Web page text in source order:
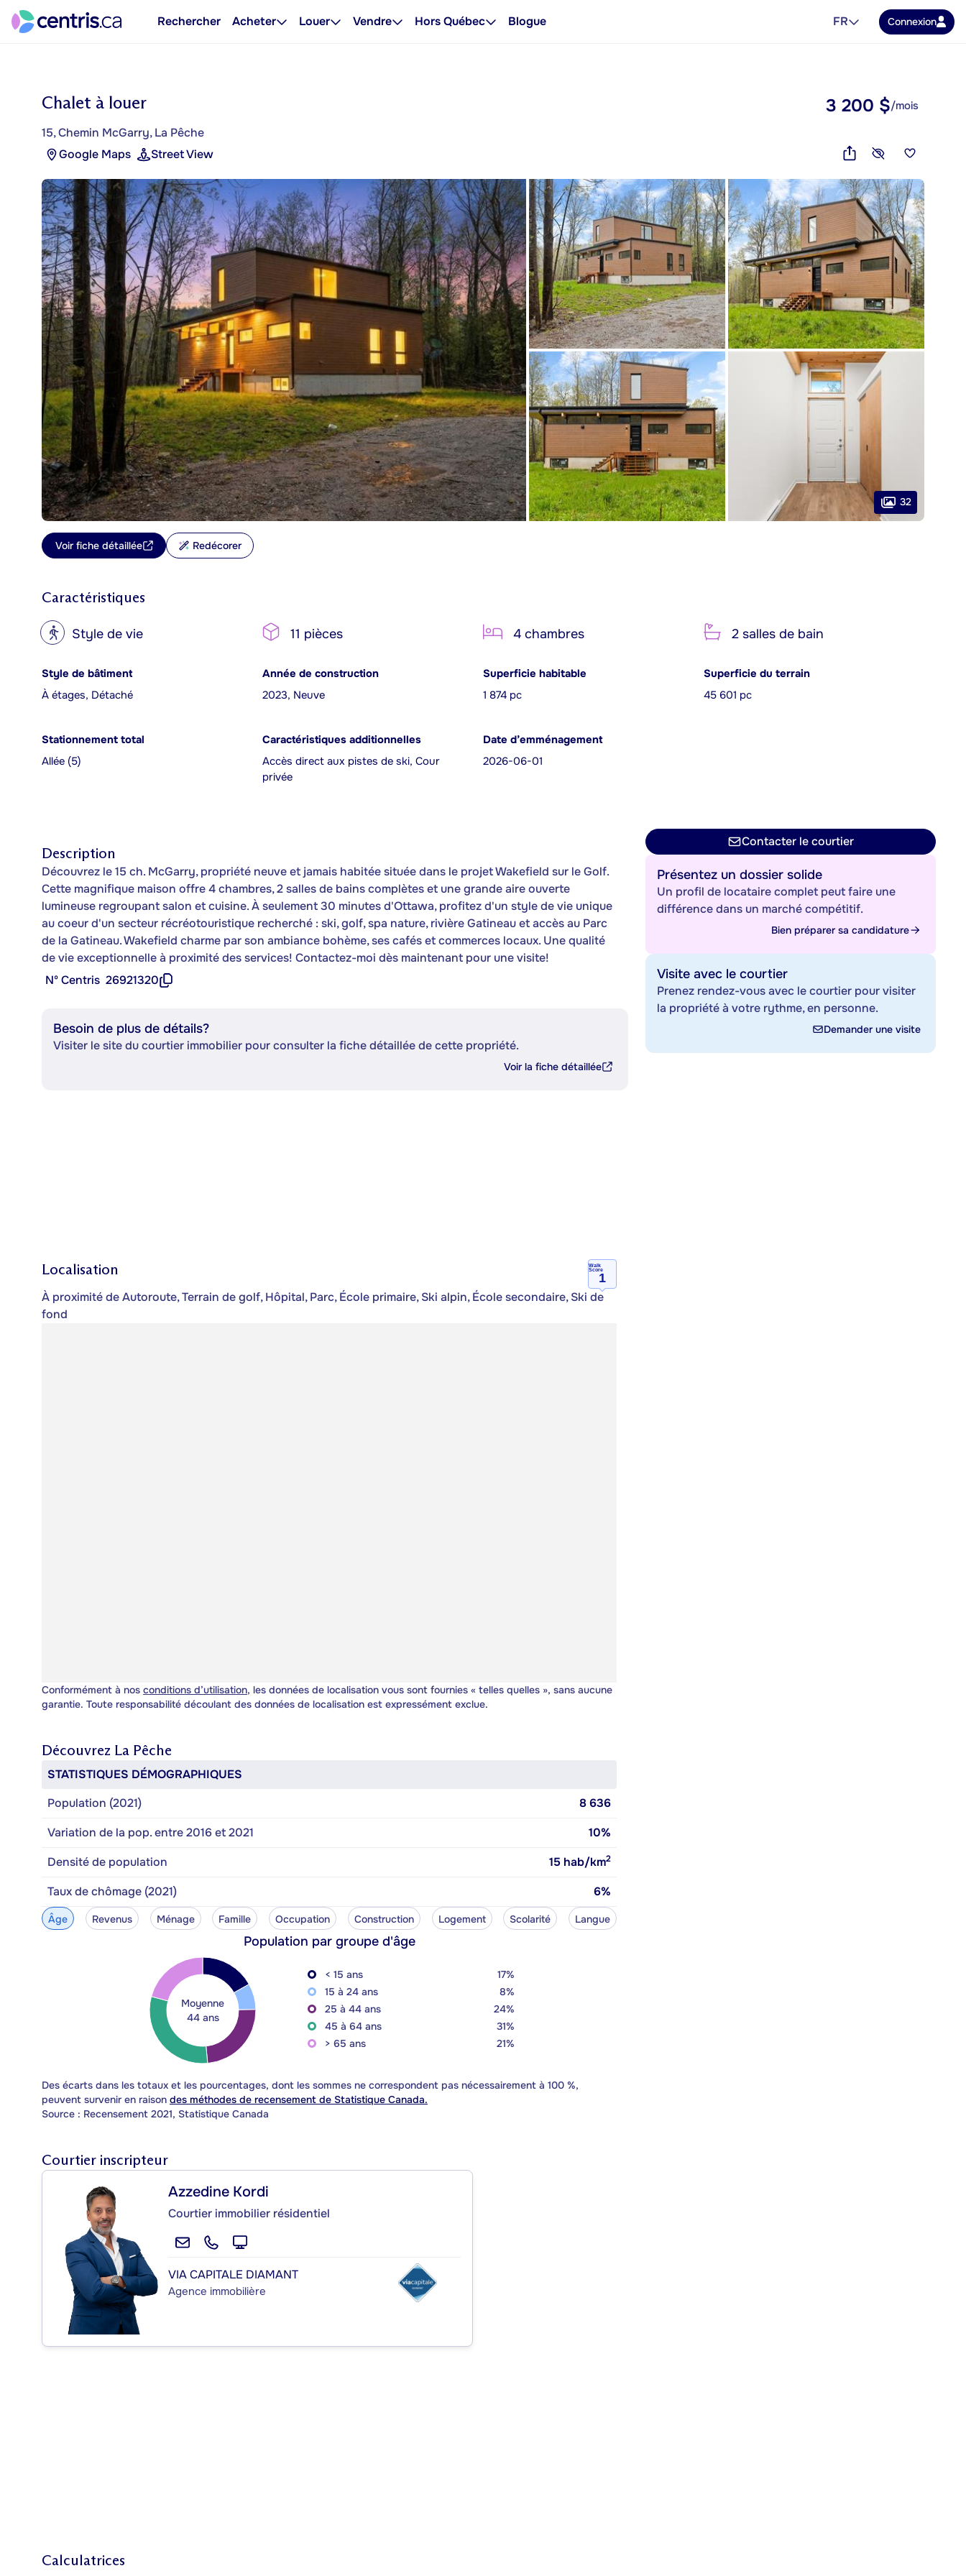
Rechercher Acheter Louer Vendre Hors Québec Blogue FR Connexion
Chalet à louer
15, Chemin McGarry, La Pêche
Google Maps
Street View
3 200 $/mois
32
Voir fiche détaillée Redécorer
Caractéristiques
? Style de vie 11 pièces 4 chambres 2 salles de bain
Style de bâtiment
À étages, Détaché
Année de construction
2023, Neuve
Superficie habitable
1 874 pc
Superficie du terrain
45 601 pc
Stationnement total
Allée (5)
Caractéristiques additionnelles
Accès direct aux pistes de ski, Cour
privée
Date d’emménagement
2026-06-01
Description
Découvrez le 15 ch. McGarry, propriété neuve et jamais habitée située dans le projet Wakefield sur le Golf.
Cette magnifique maison offre 4 chambres, 2 salles de bains complètes et une grande aire ouverte
lumineuse regroupant salon et cuisine. À seulement 30 minutes d'Ottawa, profitez d'un style de vie unique
au coeur d'un secteur récréotouristique recherché : ski, golf, spa nature, rivière Gatineau et accès au Parc
de la Gatineau. Wakefield charme par son ambiance bohème, ses cafés et commerces locaux. Une qualité
de vie exceptionnelle à proximité des services! Contactez-moi dès maintenant pour une visite!
Nº Centris 26921320
Besoin de plus de détails?
Visiter le site du courtier immobilier pour consulter la fiche détaillée de cette propriété.
Voir la fiche détaillée
Localisation
Walk
Score
1
À proximité de Autoroute, Terrain de golf, Hôpital, Parc, École primaire, Ski alpin, École secondaire, Ski de
fond
Conformément à nos conditions d’utilisation, les données de localisation vous sont fournies « telles quelles », sans aucune
garantie. Toute responsabilité découlant des données de localisation est expressément exclue.
Découvrez La Pêche
STATISTIQUES DÉMOGRAPHIQUES
Population (2021)
8 636
Variation de la pop. entre 2016 et 2021
10%
Densité de population
15 hab/km2
Taux de chômage (2021) 6%
Âge Revenus Ménage Famille Occupation Construction Logement Scolarité Langue
Population par groupe d'âge
Moyenne
44 ans
< 15 ans
17%
15 à 24 ans
8%
25 à 44 ans
24%
45 à 64 ans
31%
> 65 ans
21%
Des écarts dans les totaux et les pourcentages, dont les sommes ne correspondent pas nécessairement à 100 %,
peuvent survenir en raison des méthodes de recensement de Statistique Canada.
Source : Recensement 2021, Statistique Canada
Courtier inscripteur
Azzedine Kordi
Courtier immobilier résidentiel
VIA CAPITALE DIAMANT
Agence immobilière
Contacter le courtier
Présentez un dossier solide
Un profil de locataire complet peut faire une
différence dans un marché compétitif.
Bien préparer sa candidature
Visite avec le courtier
Prenez rendez-vous avec le courtier pour visiter
la propriété à votre rythme, en personne.
Demander une visite
Calculatrices